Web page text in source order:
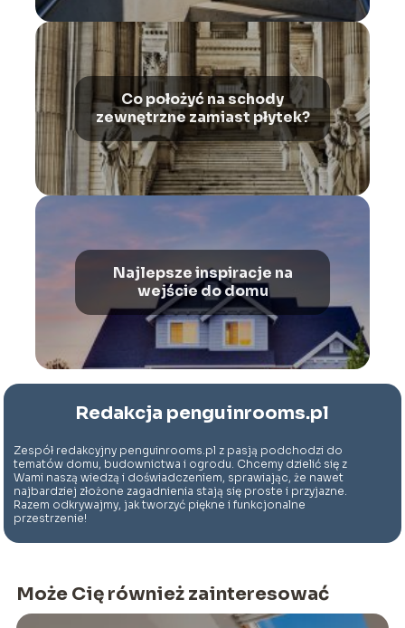
Co położyć na schody
zewnętrzne zamiast płytek?
Najlepsze inspiracje na
wejście do domu
Redakcja penguinrooms.pl
Zespół redakcyjny penguinrooms.pl z pasją podchodzi do
tematów domu, budownictwa i ogrodu. Chcemy dzielić się z
Wami naszą wiedzą i doświadczeniem, sprawiając, że nawet
najbardziej złożone zagadnienia stają się proste i przyjazne.
Razem odkrywajmy, jak tworzyć piękne i funkcjonalne
przestrzenie!
Może Cię również zainteresować